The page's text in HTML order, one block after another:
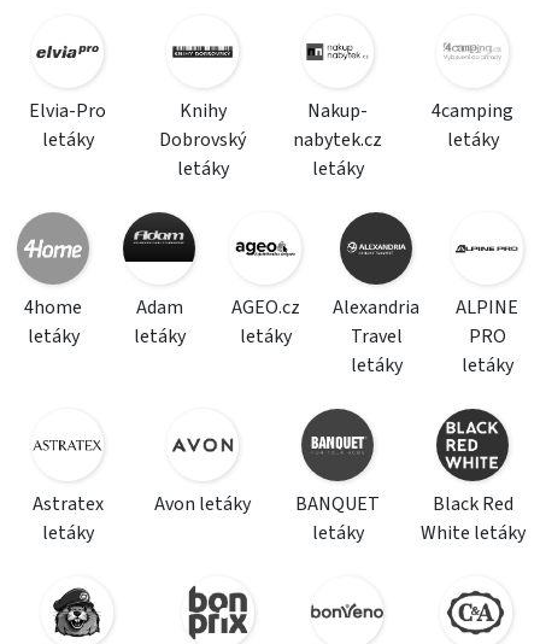
Elvia-Pro
letáky
Knihy
Dobrovský
letáky
Nakup-
nabytek.cz
letáky
4camping
letáky
4home
letáky
Adam
letáky
AGEO.cz
letáky
Alexandria
Travel
letáky
ALPINE
PRO
letáky
Astratex
letáky
Avon letáky
BANQUET
letáky
Black Red
White letáky